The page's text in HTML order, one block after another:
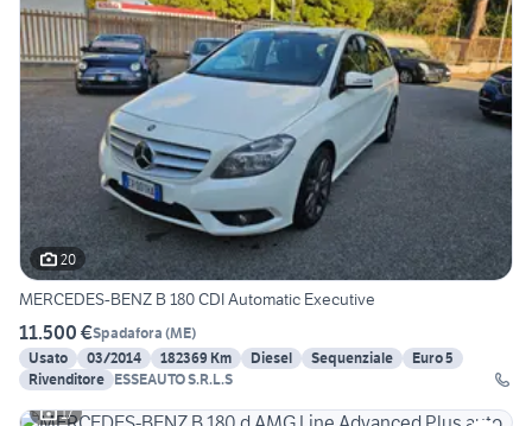
20
MERCEDES-BENZ B 180 CDI Automatic Executive
11.500 €Spadafora (ME)
Usato
03/2014 182369 Km Diesel Sequenziale
Euro 5
Rivenditore ESSEAUTO S.R.L.S
17